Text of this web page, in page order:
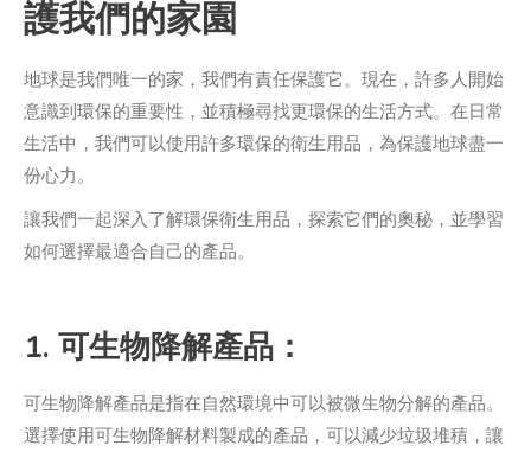
護我們的家園
地球是我們唯一的家，我們有責任保護它。現在，許多人開始
意識到環保的重要性，並積極尋找更環保的生活方式。在日常
生活中，我們可以使用許多環保的衛生用品，為保護地球盡一
份心力。
讓我們一起深入了解環保衛生用品，探索它們的奧秘，並學習
如何選擇最適合自己的產品。
1. 可生物降解產品：
可生物降解產品是指在自然環境中可以被微生物分解的產品。
選擇使用可生物降解材料製成的產品，可以減少垃圾堆積，讓